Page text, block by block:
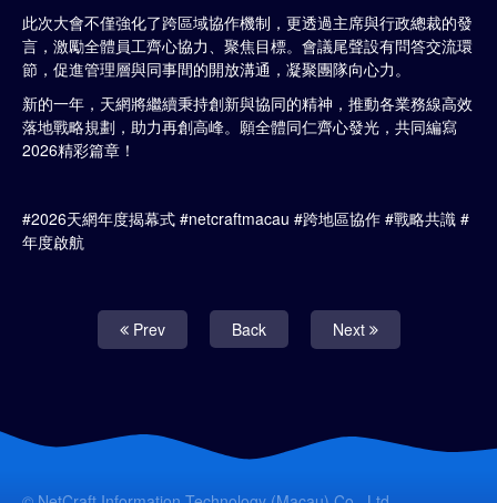
此次大會不僅強化了跨區域協作機制，更透過主席與行政總裁的發
言，激勵全體員工齊心協力、聚焦目標。會議尾聲設有問答交流環
節，促進管理層與同事間的開放溝通，凝聚團隊向心力。
新的一年，天網將繼續秉持創新與協同的精神，推動各業務線高效
落地戰略規劃，助力再創高峰。願全體同仁齊心發光，共同編寫
2026精彩篇章！
#2026天網年度揭幕式 #netcraftmacau #跨地區協作 #戰略共識 #
年度啟航
Prev Back Next